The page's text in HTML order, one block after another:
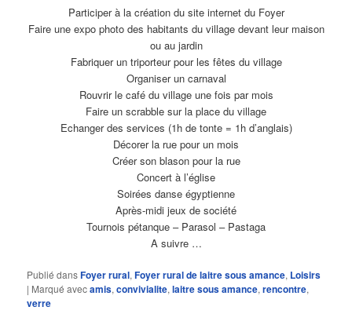
Participer à la création du site internet du Foyer
Faire une expo photo des habitants du village devant leur maison
ou au jardin
Fabriquer un triporteur pour les fêtes du village
Organiser un carnaval
Rouvrir le café du village une fois par mois
Faire un scrabble sur la place du village
Echanger des services (1h de tonte = 1h d’anglais)
Décorer la rue pour un mois
Créer son blason pour la rue
Concert à l’église
Soirées danse égyptienne
Après-midi jeux de société
Tournois pétanque – Parasol – Pastaga
A suivre …
Publié dansFoyer rural,Foyer rural de laitre sous amance, Loisirs
| Marqué avecamis,convivialite,laitre sous amance,rencontre,
verre